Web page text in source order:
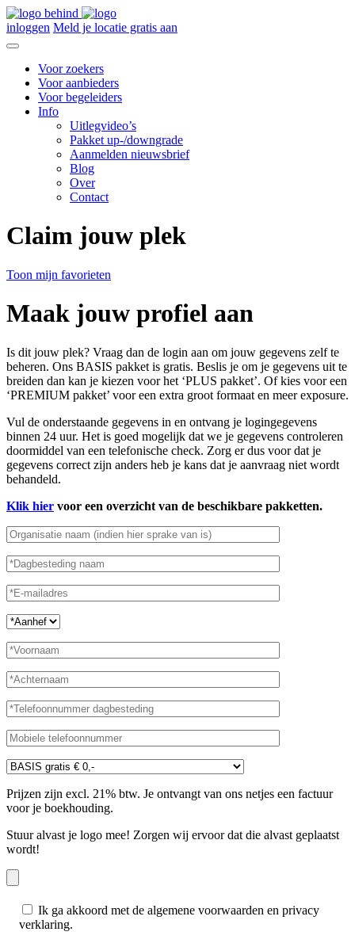
inloggen Meld je locatie gratis aan
Voor zoekers
Voor aanbieders
Voor begeleiders
Info
Uitlegvideo’s
Pakket up-/downgrade
Aanmelden nieuwsbrief
Blog
Over
Contact
Claim jouw plek
Toon mijn favorieten
Maak jouw profiel aan
Is dit jouw plek? Vraag dan de login aan om jouw gegevens zelf te
beheren. Ons BASIS pakket is gratis. Beslis je om je gegevens uit te
breiden dan kan je kiezen voor het ‘PLUS pakket’. Of kies voor een
‘PREMIUM pakket’ voor een extra groot formaat en meer exposure.
Vul de onderstaande gegevens in en ontvang je logingegevens
binnen 24 uur. Het is goed mogelijk dat we je gegevens controleren
doormiddel van een telefonische check. Zorg er dus voor dat je
gegevens correct zijn anders heb je kans dat je aanvraag niet wordt
behandeld.
Klik hier voor een overzicht van de beschikbare pakketten.
Prijzen zijn excl. 21% btw. Je ontvangt van ons netjes een factuur
voor je boekhouding.
Stuur alvast je logo mee! Zorgen wij ervoor dat die alvast geplaatst
wordt!
Ik ga akkoord met de algemene voorwaarden en privacy
verklaring.